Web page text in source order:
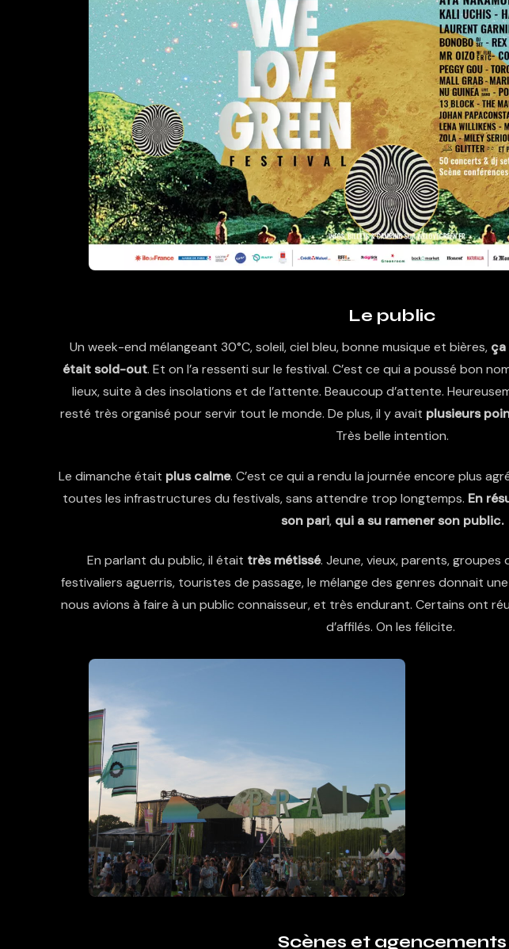
Le public
Un week-end mélangeant 30°C, soleil, ciel bleu, bonne musique et bières, ça
était sold-out. Et on l’a ressenti sur le festival. C’est ce qui a poussé bon
lieux, suite à des insolations et de l’attente. Beaucoup d’attente.
resté très organisé pour servir tout le monde. De plus, il y avait plusieurs
Très belle intention.
Le dimanche était plus calme. C’est ce qui a rendu la journée encore plus
toutes les infrastructures du festivals, sans attendre trop longtemps. En
son pari, qui a su ramener son public.
En parlant du public, il était très métissé. Jeune, vieux, parents,
festivaliers aguerris, touristes de passage, le mélange des genres donnait
nous avions à faire à un public connaisseur, et très endurant. Certains ont
d’affilés. On les félicite.
Scènes et agencements